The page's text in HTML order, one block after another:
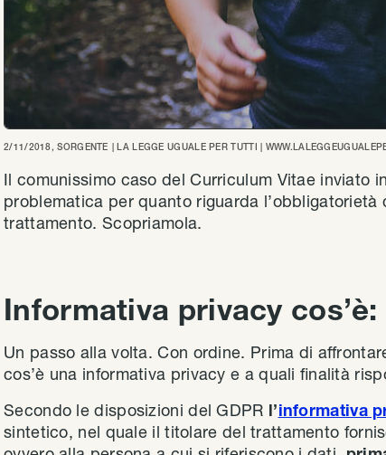
2/11/2018, SORGENTE | LA LEGGE UGUALE PER TUTTI |
Il comunissimo caso del Curriculum Vitae inviato
problematica per quanto riguarda
trattamento. Scopriamola.
Informativa privacy cos’è:
Un passo alla volta. Con ordine. Prima di
cos’è una informativa privacy e a quali finalità
Secondo le disposizioni del GDPR l’informativa
sintetico, nel quale il titolare del trattamento